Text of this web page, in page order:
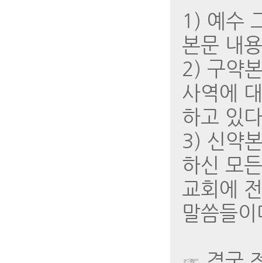
1) 예수
본문 내
2) 구약
사역에
하고 있
3) 신약
하신 모
교회에
말씀들이